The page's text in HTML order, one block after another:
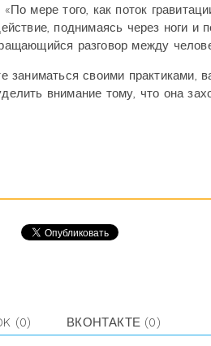
мере того, как поток
поднимаясь через ноги и
разговор между
своими практиками,
внимание тому, что она
(0) ВКОНТАКТЕ (0)